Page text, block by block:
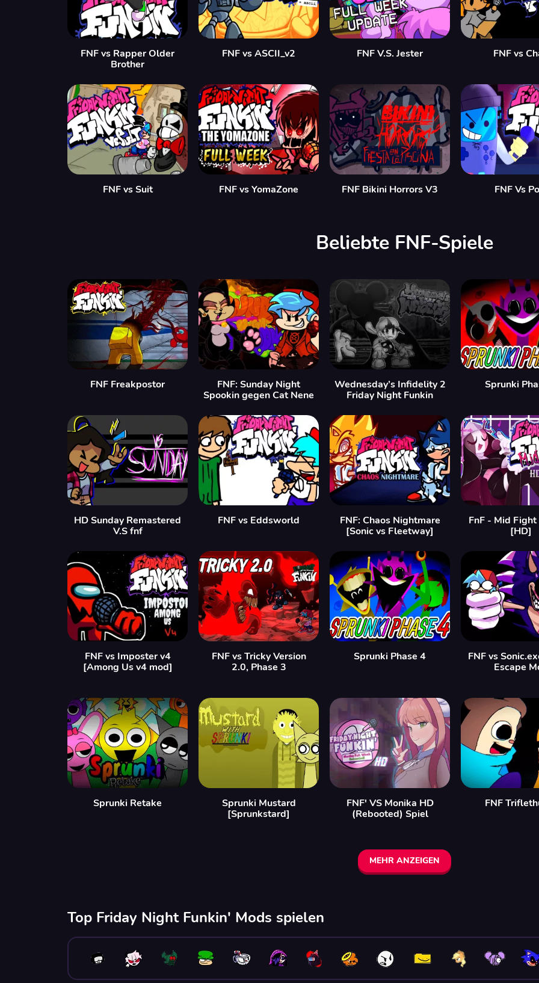
FNF vs Rapper Older
Brother
FNF vs ASCII_v2 FNF V.S. Jester FNF vs
FNF vs Suit FNF vs YomaZone FNF Bikini Horrors V3 FNF Vs
Beliebte FNF-Spiele
FNF Freakpostor
FNF: Sunday Night
Spookin gegen Cat Nene
Wednesday’s Infidelity 2
Friday Night Funkin
Sprunki
HD Sunday Remastered
V.S fnf
FNF vs Eddsworld
FNF: Chaos Nightmare
[Sonic vs Fleetway]
FnF - Mid
[HD]
FNF vs Imposter v4
[Among Us v4 mod]
FNF vs Tricky Version
2.0, Phase 3
Sprunki Phase 4
FNF vs
Escape
Sprunki Retake
Sprunki Mustard
[Sprunkstard]
FNF' VS Monika HD
(Rebooted) Spiel
FNF
MEHR ANZEIGEN
Top Friday Night Funkin' Mods spielen